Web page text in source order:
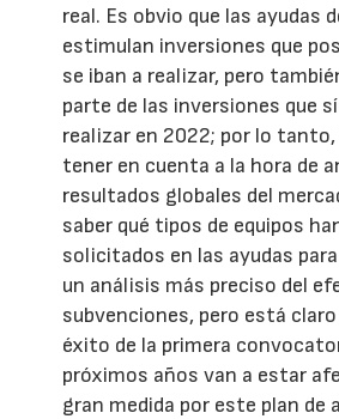
real. Es obvio que las ayudas
estimulan inversiones que
se iban a realizar, pero
parte de las inversiones que
realizar en 2022; por lo tanto,
tener en cuenta a la hora de
resultados globales del
saber qué tipos de equipos
solicitados en las ayudas
un análisis más preciso del
subvenciones, pero está
éxito de la primera
próximos años van a estar
gran medida por este plan de